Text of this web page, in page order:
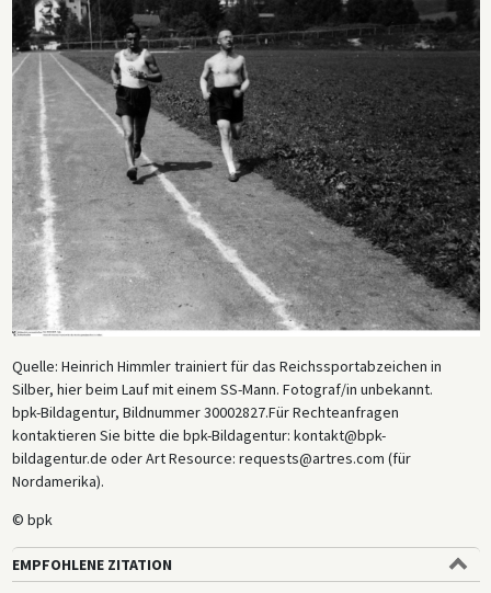
Quelle: Heinrich Himmler trainiert für das Reichssportabzeichen in
Silber, hier beim Lauf mit einem SS-Mann. Fotograf/in unbekannt.
bpk-Bildagentur, Bildnummer 30002827.Für Rechteanfragen
kontaktieren Sie bitte die bpk-Bildagentur: kontakt@bpk-
bildagentur.de oder Art Resource: requests@artres.com (für
Nordamerika).
© bpk
EMPFOHLENE ZITATION